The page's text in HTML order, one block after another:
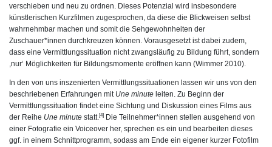
verschieben und neu zu ordnen. Dieses Potenzial wird insbesondere
künstlerischen Kurzfilmen zugesprochen, da diese die Blickweisen selbst
wahrnehmbar machen und somit die Sehgewohnheiten der
Zuschauer*innen durchkreuzen können. Vorausgesetzt ist dabei zudem,
dass eine Vermittlungssituation nicht zwangsläufig zu Bildung führt, sondern
,nur‘ Möglichkeiten für Bildungsmomente eröffnen kann (Wimmer 2010).
In den von uns inszenierten Vermittlungssituationen lassen wir uns von den
beschriebenen Erfahrungen mit Une minute leiten. Zu Beginn der
Vermittlungssituation findet eine Sichtung und Diskussion eines Films aus
der Reihe Une minute statt.[4] Die Teilnehmer*innen stellen ausgehend von
einer Fotografie ein Voiceover her, sprechen es ein und bearbeiten dieses
ggf. in einem Schnittprogramm, sodass am Ende ein eigener kurzer Fotofilm